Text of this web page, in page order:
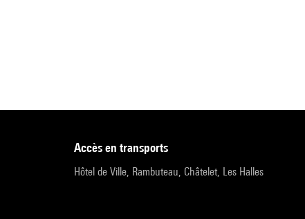
accès en transports
Hôtel de Ville, Rambuteau, Châtelet, Les Halles